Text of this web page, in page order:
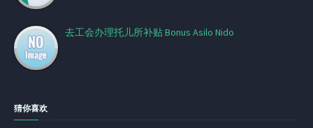
去工会办理托儿所补贴 Bonus Asilo Nido
猜你喜欢